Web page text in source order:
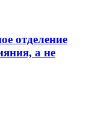
отделение
а не